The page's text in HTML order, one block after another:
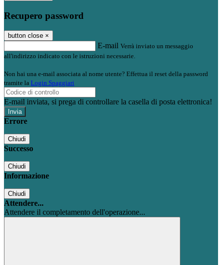
Recupero password
button close ×
E-mail Verrà inviato un messaggio
all'indirizzo indicato con le istruzioni necessarie.
Non hai una e-mail associata al nome utente? Effettua il reset della password
tramite la Login Spaggiari
E-mail inviata, si prega di controllare la casella di posta elettronica!
Errore
Chiudi
Successo
Chiudi
Informazione
Chiudi
Attendere...
Attendere il completamento dell'operazione...